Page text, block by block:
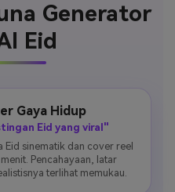
Generator
Eid
Gaya Hidup
Eid yang viral"
Eid sinematik dan cover reel
Pencahayaan, latar
terlihat memukau.